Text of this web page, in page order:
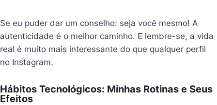
Se eu puder dar um conselho: seja você mesmo! A
autenticidade é o melhor caminho. E lembre-se, a vida
real é muito mais interessante do que qualquer perfil
no Instagram.
Hábitos Tecnológicos: Minhas Rotinas e Seus
Efeitos